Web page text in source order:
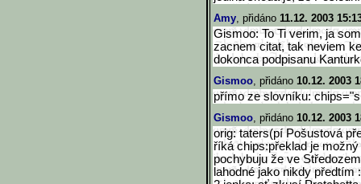
Amy, přidáno 11.12. 2003
Gismoo: To Ti verim, ja
zacnem citat, tak neviem
dokonca podpisanu
Gismoo, přidáno 10.12. 2003
přímo ze slovníku:
Gismoo, přidáno 10.12. 2003
orig: taters(pí Pošustová
říká chips:překlad je
pochybuju že ve
lahodné jako nikdy předtím